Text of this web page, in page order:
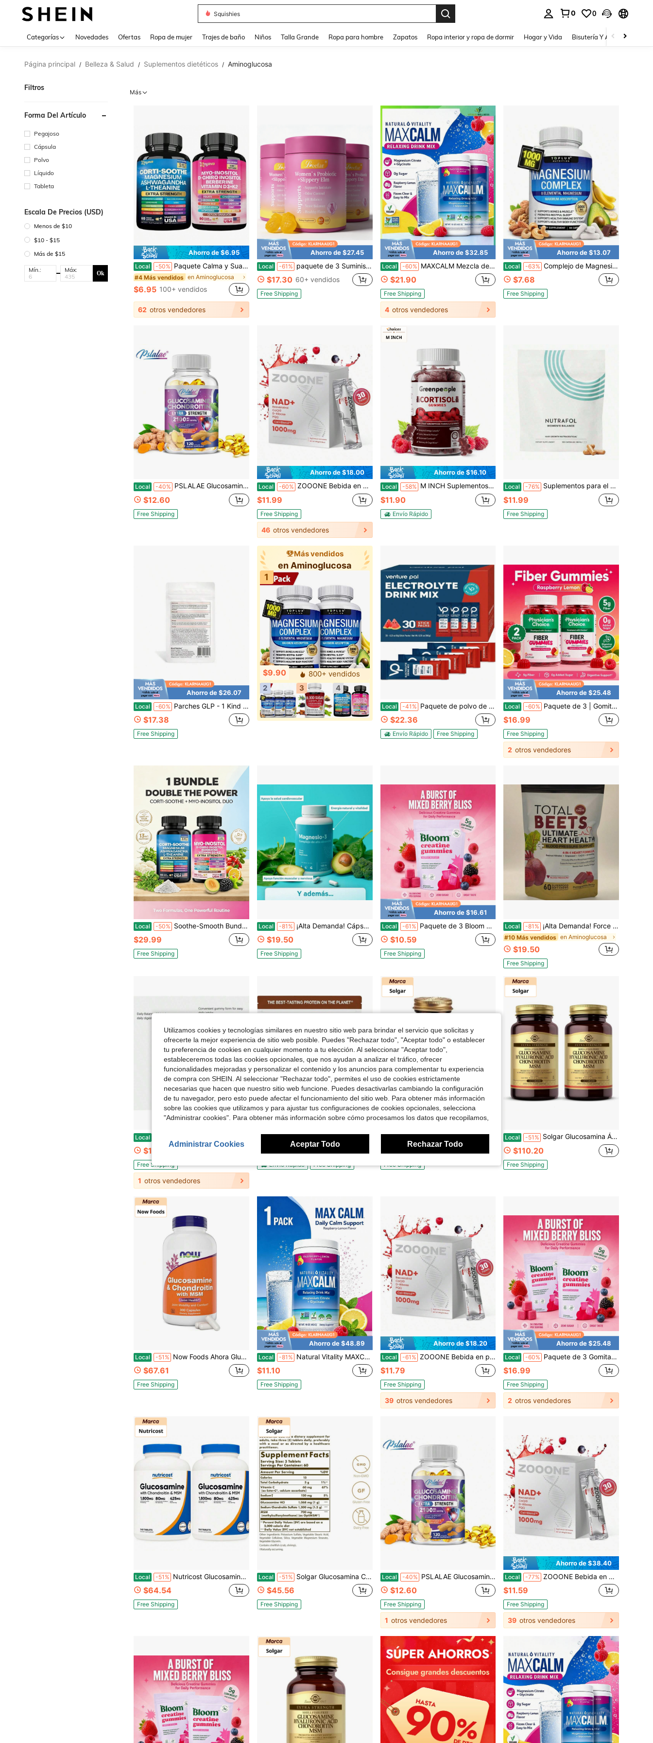
Musera 0 0
Categorías Novedades Ofertas Ropa de mujer Trajes de baño Niños Talla Grande Ropa para hombre Zapatos Ropa interior y ropa de dormir Hogar y Vida Bisutería Y Accesorios
Página principal / Belleza & Salud / Suplementos dietéticos / Aminoglucosa
Filtros
Forma Del Artículo
Pegajoso
Cápsula
Polvo
Líquido
Tableta
Escala De Precios (USD)
Menos de $10
$10 - $15
Más de $15
Mín.: Máx: Ok
Más
Ahorro de $6.95
Local -50% Paquete Calma y Suavidad - Suplemento dietético Zoyava de cortisol y mioinositol todo en uno - Multivitamínico con ingredientes extra fuertes para el bienestar y la salud - HECHO EN EE. UU.
#4 Más vendidos en Aminoglucosa
$6.95 100+ vendidos
62 otros vendedores
Ahorro de $27.45
Local -61% paquete de 3 Suministros de Lujo | Gominolas probióticas para mujeres Beefar, Apoyo profesional al pH y la flora, 60 gominolas con sabor a piña por botella
$17.30 60+ vendidos
Free Shipping
Ahorro de $32.85
Local -60% MAXCALM Mezcla de bebida relajante de citrato de magnesio + glicinato, polvo de magnesio sabor frambuesa-limón, 0g de azúcar, apoyo diario para la calma y relajación, vegano, verificado por el proyecto no transgénico, aproximadamente 113 porciones, 16 oz
$21.90
Free Shipping
4 otros vendedores
Ahorro de $13.07
Local -63% Complejo de Magnesio 1000mg Cápsulas - Paquete de 3 unidades, Suplemento avanzado de Magnesio para el sueño, el músculo y el apoyo óseo, 90 cápsulas cada uno
$7.68
Free Shipping
Local -40% PSLALAE Glucosamina Condroitina Cúrcuma MSM 2100mg - Apoyo articular de triple fuerza - 120 piezas
$12.60
Free Shipping
Ahorro de $18.00
Local -60% ZOOONE Bebida en polvo con sabor a baya de 1000mg de NAD+ para el envejecimiento de la piel, la energía y la concentración - Paquete de 30
$11.99
Free Shipping
46 otros vendedores
Ahorro de $16.10
Local -58% M INCH Suplementos de cortisol para mujeres y hombres - Reductor de cortisol, desintoxicante y con KSM-66, ashwagandha, magnesio, L-teanina, GABA y vitamina B6 para mejorar el estado de ánimo, el sueño y el alivio del estrés. 90 gomitas con sabor a frambuesa.
$11.90
Envío Rápido
Local -76% Suplementos para el crecimiento del cabello Balance para mujeres, a partir de los 45 años, clínicamente comprobados para un cabello visiblemente talla grande grueso y una cobertura del cuero cabelludo en 3-6 meses, recomendado por dermatólogos - Bolsa de recarga de 1 mes
$11.99
Free Shipping
Ahorro de $26.07
Local -60% Parches GLP - 1 Kind Patches: Combate el picoteo, liberación constante, 30 parches
$17.38
Free Shipping
Más vendidos
en Aminoglucosa
1
$9.90
800+ vendidos
2
3 4
Local -41% Paquete de polvo de electrolitos alto en sodio y sin azúcar Venture Pal - Paquetes de hidratación con vitaminas, sodio y potasio | Sin calorías | Bebida de electrolitos vegana, cetogénica y amigable con la dieta Paleo - 16 varitas
$22.36
Envío Rápido Free Shipping
Ahorro de $25.48
Local -60% Paquete de 3 | Gomitas de Fibra Physician's Choice, Apoyo Digestivo de Grado Profesional, 5g de Fibra, Frambuesa Limón, 60 Unidades/Botella,
$16.99
Free Shipping
2 otros vendedores
Local -50% Soothe-Smooth Bundle, Combo de Multivitamínico con Soporte de Cortisol-Mio-Inositol, 200mg de Glicinato de Magnesio, 150mg de L-Teanina, 150mg de Ashwagandha, Fosfatidilserina y Mezcla de Hierbas para el Manejo del Cortisol
$29.99
Free Shipping
Local -81% ¡Alta Demanda! Cápsulas de Complejo de Magnesio 3 de Alta Absorción Suplemento Mineral Diario.Apoyo Nutricional Diario para Mujeres
$19.50
Free Shipping
Ahorro de $16.61
Local -61% Paquete de 3 Bloom Creatine Gummies, 5g por porción, sabor a bayas sin azúcar, músculo magro, fuerza y rendimiento diario
$10.59
Free Shipping
Local -81% ¡Alta Demanda! Force Factor Total Beets Ultimate Gomitas de Raíz de Remolacha 60 Unidades Suplemento de Superalimento de Nutrientes Diarios.Apoyo de Nutrientes Diarios para Mujeres
#10 Más vendidos en Aminoglucosa
$19.50
Free Shipping
Local
$16.50
Free Shipping
1 otros vendedores
JAYROBB Proteína de Suero (15 Libras, Fresa)
Envío Rápido Free Shipping
Solgar Triple Strength Glucosamine Chondroitin MSM, 60 Tabletas | Promueve Articulaciones Saludables, Apoya el Movimiento Cómodo, Libre de Marisco, Variante 2
Free Shipping
Local -51% Solgar Glucosamina Ácido Hialurónico Condroitina MSM (Sin Marisco) 120 Tabletas - 2 Botellas Variante 1
$110.20
Free Shipping
Local -51% Now Foods Ahora Glucosamina & Condroitina con MSM, 300 Cápsulas Variante 1
$67.61
Free Shipping
Ahorro de $48.89
Local -81% Natural Vitality MAXCALM Mezcla de Bebida Relajante de Citrato de Magnesio + Glicinato, Polvo de Magnesio Sabor Frambuesa-Limón, 0g de Azúcar, Apoyo Diario de Calma y Relajación, Vegano, Verificado por el Proyecto No-GMO, Aproximadamente 113 Porciones, 16 Oz
$11.10
Free Shipping
Ahorro de $18.20
Local -61% ZOOONE Bebida en polvo con sabor a baya de 1000mg de NAD+ para el envejecimiento de la piel, energía y concentración - Paquete de 30
$11.79
Free Shipping
39 otros vendedores
Ahorro de $25.48
Local -60% Paquete de 3 Gomitas de Creatina Bloom, 5g por porción, sabor a bayas sin azúcar, para músculo magro, fuerza y rendimiento diario
$16.99
Free Shipping
2 otros vendedores
Local -51% Nutricost Glucosamina 1800mg con Condroitina & MSM, 240 Tabletas, 120 Porciones - Sin OGM, Sin Gluten (Paquete de 2) Variante 2
$64.54
Free Shipping
Local -51% Solgar Glucosamina Condroitina MSM Extra Fuerte con Ester-C, 180 Tabletas | Promueve Articulaciones Saludables, Apoya el Movimiento Cómodo y la Variante de Colágeno 1
$45.56
Free Shipping
Local -40% PSLALAE Glucosamina Condroitina - Con Cúrcuma, Boswellia, Quercetina - Protege el cartílago, Apoya la salud y movilidad de las articulaciones, Flexibilidad - 120 piezas
$12.60
Free Shipping
1 otros vendedores
Ahorro de $38.40
Local -77% ZOOONE Bebida en polvo con sabor a baya de 1000mg de NAD+ para el envejecimiento de la piel, la energía y la concentración - Paquete de 30
$11.59
Free Shipping
39 otros vendedores
Utilizamos cookies y tecnologías similares en nuestro sitio web para brindar el servicio que solicitas y
ofrecerte la mejor experiencia de sitio web posible. Puedes "Rechazar todo", "Aceptar todo" o establecer
tu preferencia de cookies en cualquier momento a tu elección. Al seleccionar "Aceptar todo",
estableceremos todas las cookies opcionales, que nos ayudan a analizar el tráfico, ofrecer
funcionalidades mejoradas y personalizar el contenido y los anuncios para complementar tu experiencia
de compra con SHEIN. Al seleccionar "Rechazar todo", permites el uso de cookies estrictamente
necesarias que hacen que nuestro sitio web funcione. Puedes desactivarlas cambiando la configuración
de tu navegador, pero esto puede afectar el funcionamiento del sitio web. Para obtener más información
sobre las cookies que utilizamos y para ajustar tus configuraciones de cookies opcionales, selecciona
"Administrar cookies". Para obtener más información sobre cómo procesamos los datos que recopilamos,
Administrar Cookies Aceptar Todo Rechazar Todo